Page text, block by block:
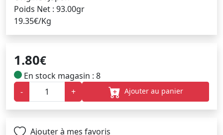
Poids Net : 93.00gr
19.35€/Kg
1.80€
En stock magasin : 8
-
+ Ajouter au panier
Ajouter à mes favoris